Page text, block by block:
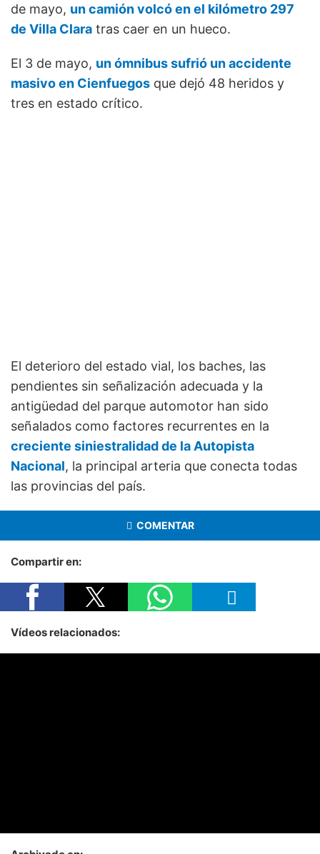
de mayo, un camión volcó en el kilómetro 297
de Villa Clara tras caer en un hueco.
El 3 de mayo, un ómnibus sufrió un accidente
masivo en Cienfuegos que dejó 48 heridos y
tres en estado crítico.
El deterioro del estado vial, los baches, las
pendientes sin señalización adecuada y la
antigüedad del parque automotor han sido
señalados como factores recurrentes en la
creciente siniestralidad de la Autopista
Nacional, la principal arteria que conecta todas
las provincias del país.
COMENTAR
Compartir en:
Vídeos relacionados: